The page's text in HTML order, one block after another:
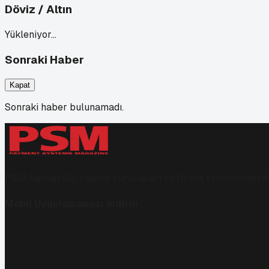
Döviz / Altın
Yükleniyor…
Sonraki Haber
Kapat
Sonraki haber bulunamadı.